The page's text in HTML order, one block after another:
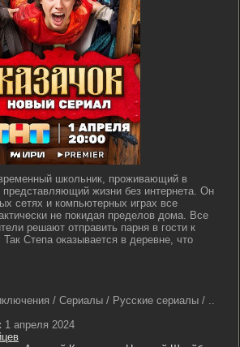
школьник, проживающий в
жизни без интернета. Он
сетях и компьютерных играх все
не покидая пределов дома. Все
решают отправить парня в гости к
Степа оказывается в деревне, что
/ Сериалы / Русские сериалы / ..
1 апреля 2024